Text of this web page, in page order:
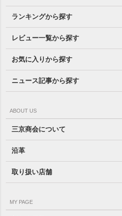
ランキングから探す
レビュー一覧から探す
お気に入りから探す
ニュース記事から探す
ABOUT US
三京商会について
沿革
取り扱い店舗
MY PAGE